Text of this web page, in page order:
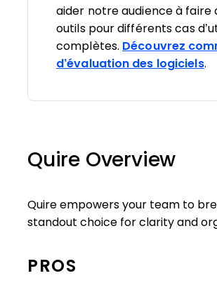
aider notre audience à faire
outils pour différents cas
complètes. Découvrez
d’évaluation des logiciels.
Quire Overview
Quire empowers your team to
standout choice for clarity and
PROS